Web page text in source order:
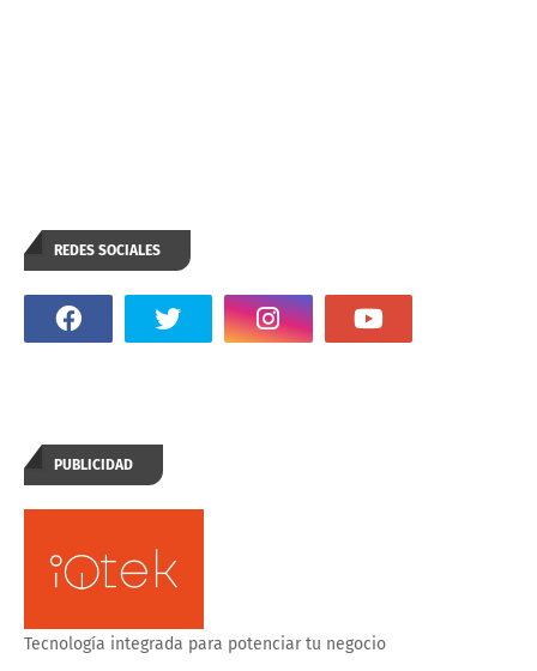
REDES SOCIALES
PUBLICIDAD
Tecnología integrada para potenciar tu negocio